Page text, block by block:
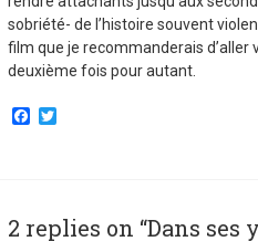
sobriété- de l’histoire souvent
film que je recommanderais d’aller
deuxième fois pour autant.
F
o
k
r
2 replies on “Dans ses